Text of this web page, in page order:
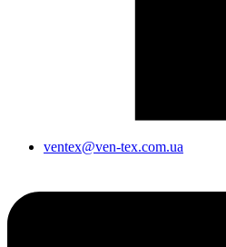
ventex@ven-tex.com.ua